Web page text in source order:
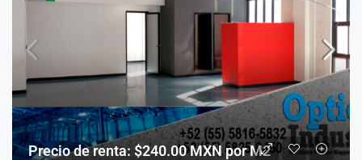
Precio de renta: $240.00 MXN por M2